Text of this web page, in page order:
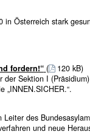
Österreich stark
fordern!“ (
120 kB)
der Sektion I
„INNEN.SICHER.“.
des
und neue